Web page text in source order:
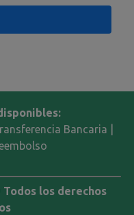
Bancaria |
los derechos